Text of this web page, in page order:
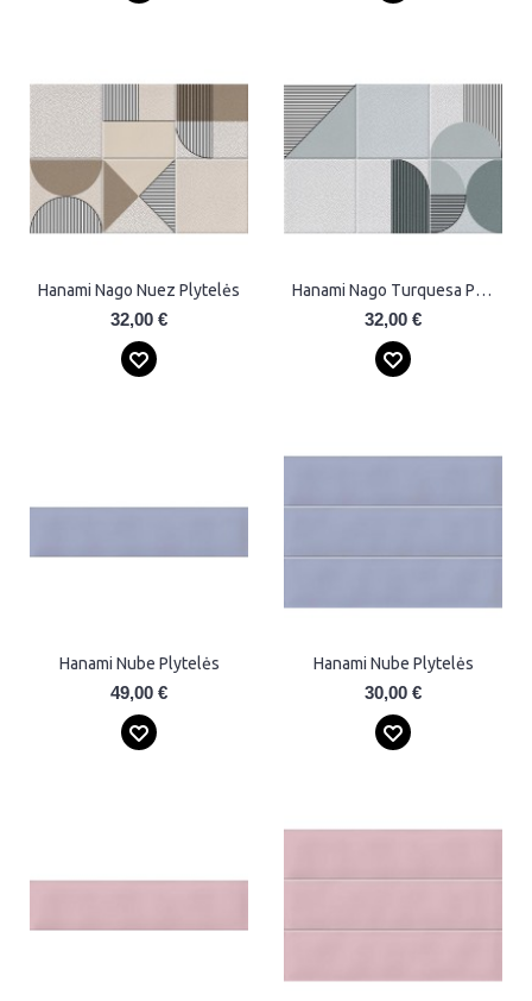
Hanami Nago Nuez Plytelės
32,00 €
Hanami Nago Turquesa Plytelės
32,00 €
Hanami Nube Plytelės
49,00 €
Hanami Nube Plytelės
30,00 €